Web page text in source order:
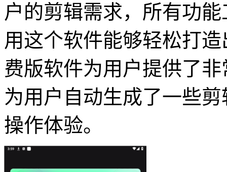
户的剪辑需求，所有功
用这个软件能够轻松打
费版软件为用户提供了
为用户自动生成了一些
操作体验。